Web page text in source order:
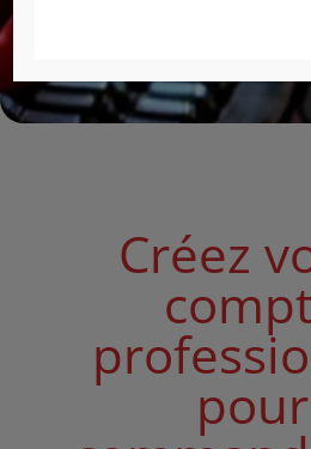
Créez
pour